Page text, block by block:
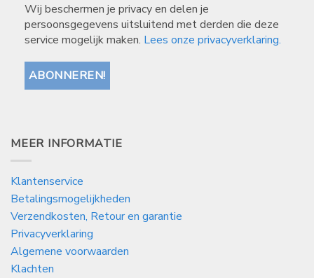
Wij beschermen je privacy en delen je
persoonsgegevens uitsluitend met derden die deze
service mogelijk maken. Lees onze privacyverklaring.
MEER INFORMATIE
Klantenservice
Betalingsmogelijkheden
Verzendkosten, Retour en garantie
Privacyverklaring
Algemene voorwaarden
Klachten